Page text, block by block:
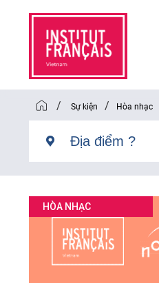
/ Sự kiện / Hòa nhạc
HÒA NHẠC